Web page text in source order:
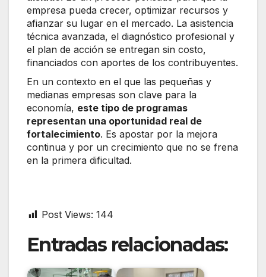
empresa pueda crecer, optimizar recursos y
afianzar su lugar en el mercado. La asistencia
técnica avanzada, el diagnóstico profesional y
el plan de acción se entregan sin costo,
financiados con aportes de los contribuyentes.
En un contexto en el que las pequeñas y
medianas empresas son clave para la
economía, este tipo de programas
representan una oportunidad real de
fortalecimiento. Es apostar por la mejora
continua y por un crecimiento que no se frena
en la primera dificultad.
Post Views: 144
Entradas relacionadas: